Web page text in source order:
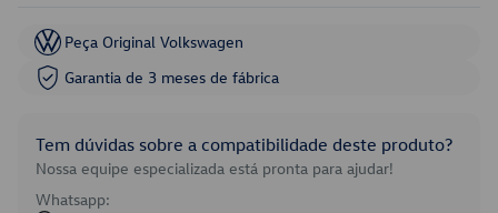
Peça Original Volkswagen
Garantia de 3 meses de fábrica
Tem dúvidas sobre a compatibilidade deste produto?
Nossa equipe especializada está pronta para ajudar!
Whatsapp: